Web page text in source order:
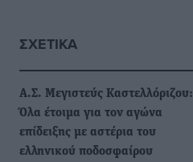
ΣΧΕΤΙΚΆ
Α.Σ. Μεγιστεύς Καστελλόριζου:
Όλα έτοιμα για τον αγώνα
επίδειξης με αστέρια του
ελληνικού ποδοσφαίρου